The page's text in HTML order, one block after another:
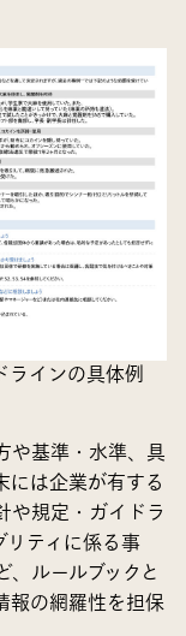
ラインの具体例
や基準・水準、具
には企業が有する
や規定・ガイドラ
リティに係る事
ルールブックと
報の網羅性を担保